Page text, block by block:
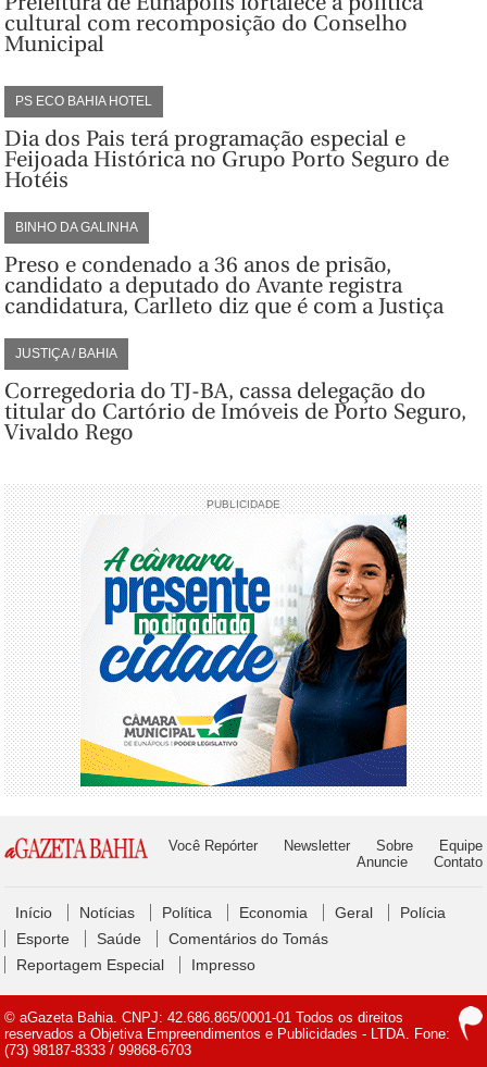
cultural com recomposição do Conselho
Municipal
PS ECO BAHIA HOTEL
Dia dos Pais terá programação especial e
Feijoada Histórica no Grupo Porto Seguro de
Hotéis
BINHO DA GALINHA
Preso e condenado a 36 anos de prisão,
candidato a deputado do Avante registra
candidatura, Carlleto diz que é com a Justiça
JUSTIÇA / BAHIA
Corregedoria do TJ-BA, cassa delegação do
titular do Cartório de Imóveis de Porto Seguro,
Vivaldo Rego
PUBLICIDADE
Você Repórter Newsletter Sobre
Equipe
Anuncie
Contato
Início Notícias Política Economia Geral
Polícia
Esporte
Saúde
Comentários do Tomás
Reportagem Especial
Impresso
© aGazeta Bahia. CNPJ: 42.686.865/0001-01 Todos os direitos
reservados a Objetiva Empreendimentos e Publicidades - LTDA. Fone:
(73) 98187-8333 / 99868-6703